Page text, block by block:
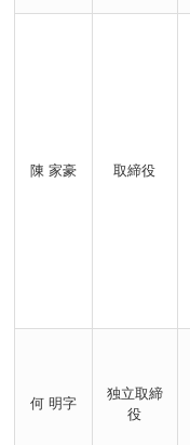
陳 家豪 取締役
何 明字
独立取締
役